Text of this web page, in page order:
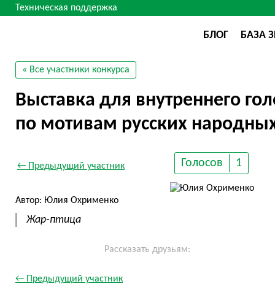
Техническая поддержка
БЛОГ БАЗА
« Все участники конкурса
Выставка для внутреннего
по мотивам русских
← Предыдущий участник Голосов 1
Автор: Юлия Охрименко
Жар-птица
Рассказать друзьям:
← Предыдущий участник